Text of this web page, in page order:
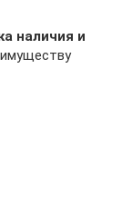
наличия и